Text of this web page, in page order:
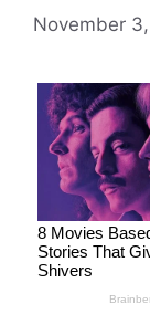
November